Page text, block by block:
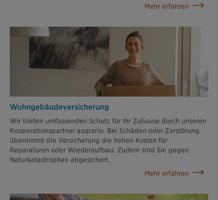
Mehr erfahren
Wohngebäude­versicherung
Wir bieten umfassenden Schutz für Ihr Zuhause durch unseren
Kooperationspartner asspario. Bei Schäden oder Zerstörung
übernimmt die Versicherung die hohen Kosten für
Reparaturen oder Wiederaufbau. Zudem sind Sie gegen
Naturkatastrophen abgesichert.
Mehr erfahren